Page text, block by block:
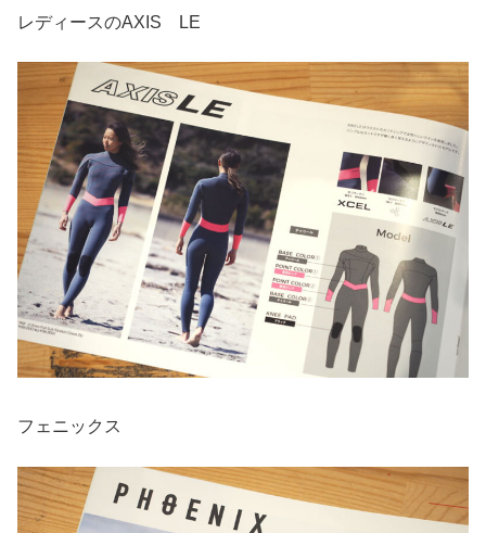
レディースのAXIS LE
フェニックス